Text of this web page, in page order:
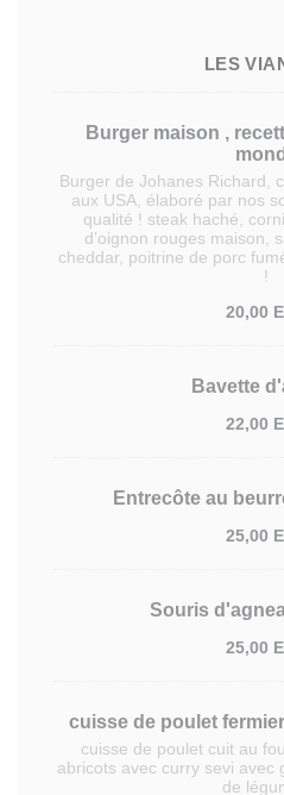
LES
Burger maison ,
Burger de Johanes Richard,
aux USA, élaboré par nos
qualité ! steak haché,
d’oignon rouges maison,
cheddar, poitrine de porc
!
20,00
Bavette
22,00
Entrecôte au
25,00
Souris
25,00
cuisse de poulet
cuisse de poulet cuit au
abricots avec curry sevi avec
de